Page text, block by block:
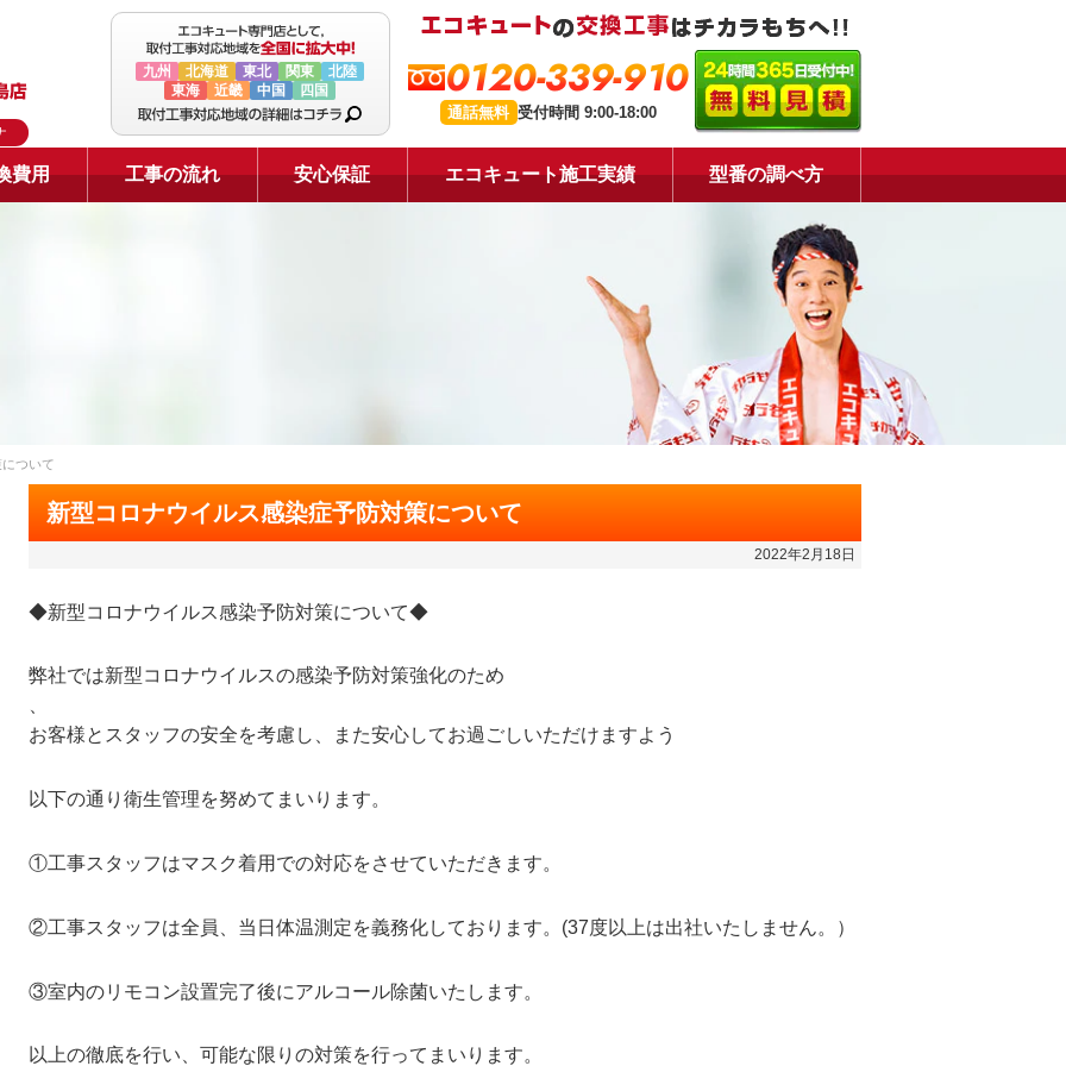
九州 北海道 東北 関東
北陸
東海
近畿 中国 四国 0120-339-910
通話無料 受付時間 9:00-18:00
費用 工事の流れ 安心保証 エコキュート施工実績 型番の調べ方
ついて
新型コロナウイルス感染症予防対策について
2022年2月18日
◆新型コロナウイルス感染予防対策について◆
弊社では新型コロナウイルスの感染予防対策強化のため
、
お客様とスタッフの安全を考慮し、また安心してお過ごしいただけますよう
以下の通り衛生管理を努めてまいります。
①工事スタッフはマスク着用での対応をさせていただきます。
②工事スタッフは全員、当日体温測定を義務化しております。(37度以上は出社いたしません。）
③室内のリモコン設置完了後にアルコール除菌いたします。
以上の徹底を行い、可能な限りの対策を行ってまいります。